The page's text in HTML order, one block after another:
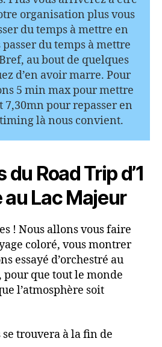
organisation plus vous
du temps à mettre en
du temps à mettre
au bout de quelques
d’en avoir marre. Pour
5 min max pour mettre
7,30mn pour repasser en
là nous convient.
Road Trip d’1
Lac Majeur
! Nous allons vous faire
coloré, vous montrer
essayé d’orchestré au
que tout le monde
l’atmosphère soit
se trouvera à la fin de